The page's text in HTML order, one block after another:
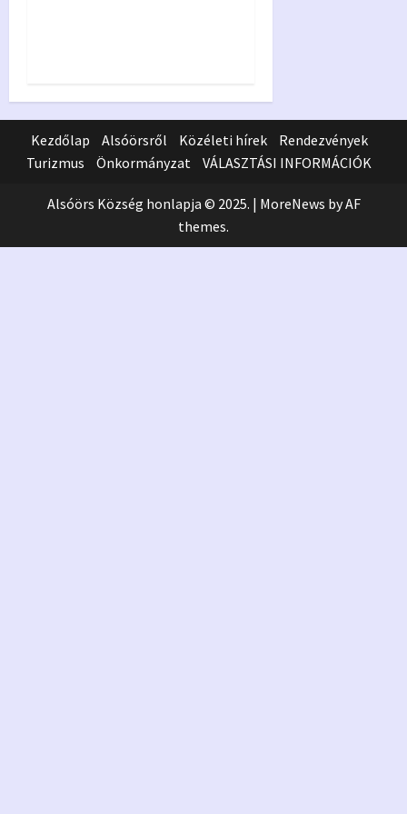
Kezdőlap Alsóörsről Közéleti hírek
Rendezvények
Turizmus
Önkormányzat VÁLASZTÁSI INFORMÁCIÓK
Alsóörs Község honlapja © 2025. | MoreNews by AF
themes.